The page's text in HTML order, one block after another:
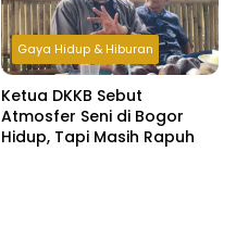
Gaya Hidup & Hiburan
Ketua DKKB Sebut
Atmosfer Seni di Bogor
Hidup, Tapi Masih Rapuh